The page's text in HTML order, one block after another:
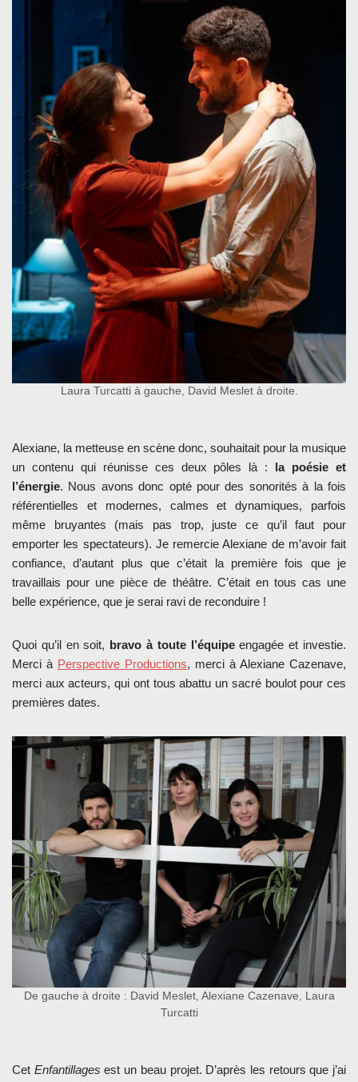
Laura Turcatti à gauche, David Meslet à droite.
Alexiane, la metteuse en scène donc, souhaitait pour la musique
un contenu qui réunisse ces deux pôles là :
la poésie et
l’énergie. Nous avons donc opté pour des sonorités à la fois
référentielles et modernes, calmes et dynamiques, parfois
même bruyantes (mais pas trop, juste ce qu’il faut pour
emporter les spectateurs). Je remercie Alexiane de m’avoir fait
confiance, d’autant plus que c’était la première fois que je
travaillais pour une pièce de théâtre. C’était en tous cas une
belle expérience, que je serai ravi de reconduire !
Quoi qu’il en soit, bravo à toute l’équipeengagée et investie.
Merci à Perspective Productions, merci à Alexiane Cazenave,
merci aux acteurs, qui ont tous abattu un sacré boulot pour ces
premières dates.
De gauche à droite : David Meslet, Alexiane Cazenave, Laura
Turcatti
Cet Enfantillages est un beau projet. D’après les retours que j’ai